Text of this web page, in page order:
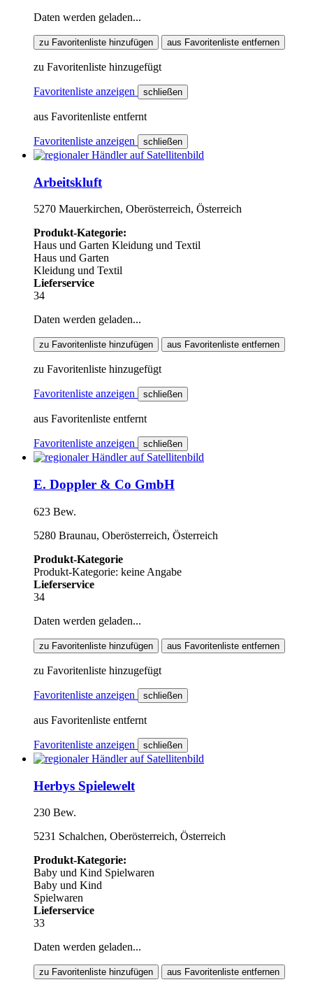
Daten werden geladen...
zu Favoritenliste hinzufügen aus Favoritenliste entfernen
zu Favoritenliste hinzugefügt
Favoritenliste anzeigen schließen
aus Favoritenliste entfernt
Favoritenliste anzeigen schließen
Arbeitskluft
5270 Mauerkirchen, Oberösterreich, Österreich
Produkt-Kategorie:
Haus und Garten Kleidung und Textil
Haus und Garten
Kleidung und Textil
Lieferservice
34
Daten werden geladen...
zu Favoritenliste hinzufügen aus Favoritenliste entfernen
zu Favoritenliste hinzugefügt
Favoritenliste anzeigen schließen
aus Favoritenliste entfernt
Favoritenliste anzeigen schließen
E. Doppler & Co GmbH
623 Bew.
5280 Braunau, Oberösterreich, Österreich
Produkt-Kategorie
Produkt-Kategorie: keine Angabe
Lieferservice
34
Daten werden geladen...
zu Favoritenliste hinzufügen aus Favoritenliste entfernen
zu Favoritenliste hinzugefügt
Favoritenliste anzeigen schließen
aus Favoritenliste entfernt
Favoritenliste anzeigen schließen
Herbys Spielewelt
230 Bew.
5231 Schalchen, Oberösterreich, Österreich
Produkt-Kategorie:
Baby und Kind Spielwaren
Baby und Kind
Spielwaren
Lieferservice
33
Daten werden geladen...
zu Favoritenliste hinzufügen aus Favoritenliste entfernen